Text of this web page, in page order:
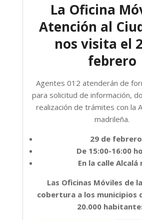
La Oficina
Atención al
nos visita el
febrero
Agentes 012 atenderán de
para solicitud de información,
realización de trámites con la
madrileña.
29 de febrero
De 15:00-16:00
En la calle Alcalá
Las Oficinas Móviles de
cobertura a los municipios
20.000